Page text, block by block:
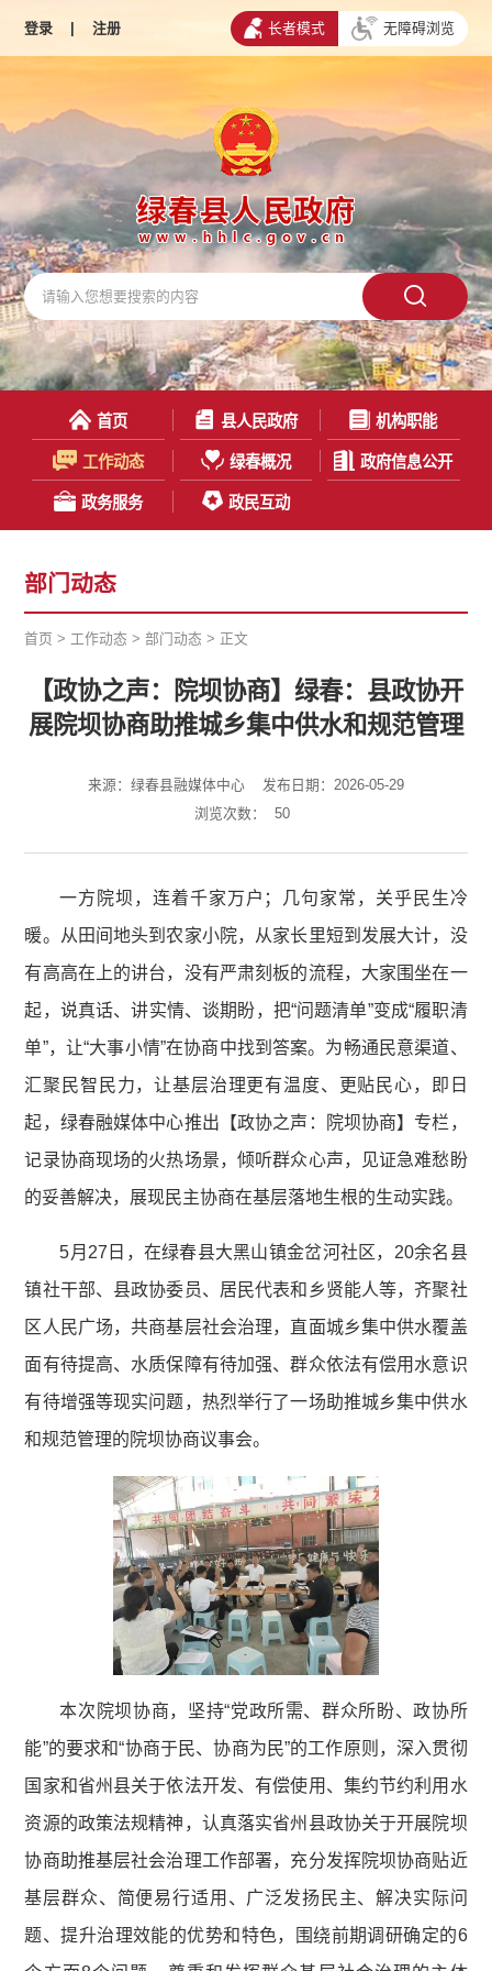
登录 | 注册 长者模式 无障碍浏览
首页 县人民政府 机构职能
工作动态 绿春概况 政府信息公开
政务服务 政民互动
部门动态
首页 > 工作动态 >部门动态 > 正文
【政协之声：院坝协商】绿春：县政协开
展院坝协商助推城乡集中供水和规范管理
来源：绿春县融媒体中心
发布日期：2026-05-29
浏览次数：
50
一方院坝，连着千家万户；几句家常，关乎民生冷
暖。从田间地头到农家小院，从家长里短到发展大计，没
有高高在上的讲台，没有严肃刻板的流程，大家围坐在一
起，说真话、讲实情、谈期盼，把“问题清单”变成“履职清
单”，让“大事小情”在协商中找到答案。为畅通民意渠道、
汇聚民智民力，让基层治理更有温度、更贴民心，即日
起，绿春融媒体中心推出【政协之声：院坝协商】专栏，
记录协商现场的火热场景，倾听群众心声，见证急难愁盼
的妥善解决，展现民主协商在基层落地生根的生动实践。
5月27日，在绿春县大黑山镇金岔河社区，20余名县
镇社干部、县政协委员、居民代表和乡贤能人等，齐聚社
区人民广场，共商基层社会治理，直面城乡集中供水覆盖
面有待提高、水质保障有待加强、群众依法有偿用水意识
有待增强等现实问题，热烈举行了一场助推城乡集中供水
和规范管理的院坝协商议事会。
本次院坝协商，坚持“党政所需、群众所盼、政协所
能”的要求和“协商于民、协商为民”的工作原则，深入贯彻
国家和省州县关于依法开发、有偿使用、集约节约利用水
资源的政策法规精神，认真落实省州县政协关于开展院坝
协商助推基层社会治理工作部署，充分发挥院坝协商贴近
基层群众、简便易行适用、广泛发扬民主、解决实际问
题、提升治理效能的优势和特色，围绕前期调研确定的6